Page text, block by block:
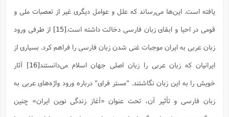
یافته است. این‌ها مى‌رساند که علل و عوامل دیگرى غیر از تعصبات ملى و
قومى در احیا و ابقاى زبان فارسى دخالت داشته است.[15]
از طرفی ورود
زبان عربی به ایران موجبات غنی شدن زبان فارسی را فراهم کرد. بسیاری از
ایرانیان که زبان عربی را زبان اصلی جهان اسلام می‌دانستند[16]
آثار
خویش را به این زبان نگاشتند. "مستر فراى" درباره ورود واژه‌هاى عربى به
زبان فارسى و تأثیر آن، تحت عنوان «آغاز زندگى نوین ایران» چنین